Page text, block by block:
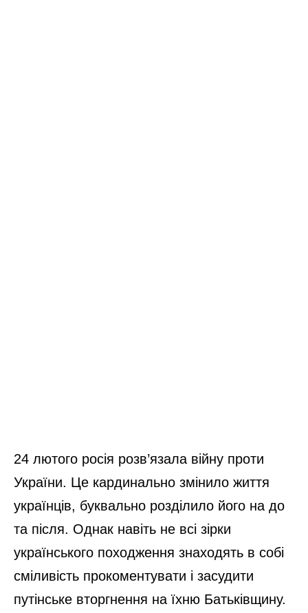
24 лютого росія розв’язала війну проти
України. Це кардинально змінило життя
українців, буквально розділило його на до
та після. Однак навіть не всі зірки
українського походження знаходять в собі
сміливість прокоментувати і засудити
путінське вторгнення на їхню Батьківщину.